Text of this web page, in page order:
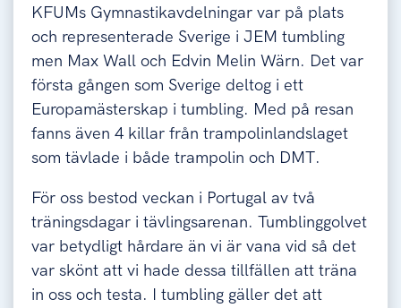
KFUMs Gymnastikavdelningar var på plats
och representerade Sverige i JEM tumbling
men Max Wall och Edvin Melin Wärn. Det var
första gången som Sverige deltog i ett
Europamästerskap i tumbling. Med på resan
fanns även 4 killar från trampolinlandslaget
som tävlade i både trampolin och DMT.
För oss bestod veckan i Portugal av två
träningsdagar i tävlingsarenan. Tumblinggolvet
var betydligt hårdare än vi är vana vid så det
var skönt att vi hade dessa tillfällen att träna
in oss och testa. I tumbling gäller det att